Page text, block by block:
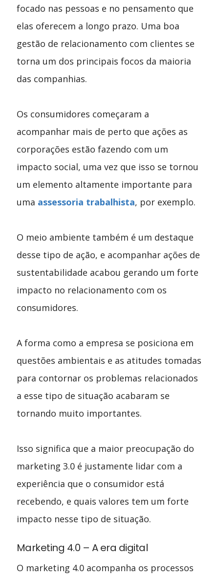
focado nas pessoas e no pensamento que
elas oferecem a longo prazo. Uma boa
gestão de relacionamento com clientes se
torna um dos principais focos da maioria
das companhias.
Os consumidores começaram a
acompanhar mais de perto que ações as
corporações estão fazendo com um
impacto social, uma vez que isso se tornou
um elemento altamente importante para
uma assessoria trabalhista, por exemplo.
O meio ambiente também é um destaque
desse tipo de ação, e acompanhar ações de
sustentabilidade acabou gerando um forte
impacto no relacionamento com os
consumidores.
A forma como a empresa se posiciona em
questões ambientais e as atitudes tomadas
para contornar os problemas relacionados
a esse tipo de situação acabaram se
tornando muito importantes.
Isso significa que a maior preocupação do
marketing 3.0 é justamente lidar com a
experiência que o consumidor está
recebendo, e quais valores tem um forte
impacto nesse tipo de situação.
Marketing 4.0 – A era digital
O marketing 4.0 acompanha os processos